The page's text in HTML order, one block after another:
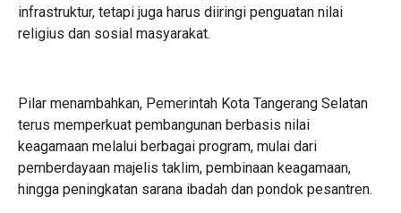
infrastruktur, tetapi juga harus diiringi penguatan nilai
religius dan sosial masyarakat.
Pilar menambahkan, Pemerintah Kota Tangerang Selatan
terus memperkuat pembangunan berbasis nilai
keagamaan melalui berbagai program, mulai dari
pemberdayaan majelis taklim, pembinaan keagamaan,
hingga peningkatan sarana ibadah dan pondok pesantren.